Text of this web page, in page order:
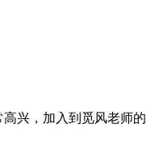
兴，加入到觅风老师的